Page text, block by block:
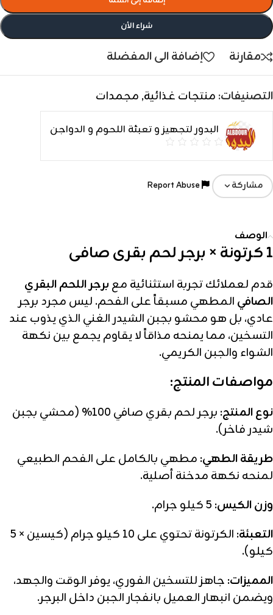
شراء الأن
مقارنة إضافة الى المفضلة
التصنيفات: منتجات غذائية, مجمدات
البدور لتجهيز و تعبئة اللحوم و الدواجن
مشاركة
الوصف
1 كرتونة × برجر لحم بقرى صافى
قدم لعملائك تجربة استثنائية مع برجر اللحم البقري
الصافي المطهي مسبقاً على الفحم. ليس مجرد برجر
عادي، بل هو محشو بجبن الشيدر الغني الذي يذوب عند
التسخين، مما يمنحه مذاقاً لا يقاوم يجمع بين نكهة
الشواء والجبن الكريمي.
مواصفات المنتج:
نوع المنتج:
برجر لحم بقري صافي 100% (محشي بجبن
شيدر فاخر).
طريقة الطهي: مطهي بالكامل على الفحم الطبيعي
لمنحه نكهة مدخنة أصلية.
وزن الكيس:
التعبئة:
الكرتونة تحتوي على 10 كيلو جرام (كيسين × 5
كيلو).
المميزات: جاهز للتسخين الفوري، يوفر الوقت والجهد،
ويضمن انبهار العميل بانفجار الجبن داخل البرجر.